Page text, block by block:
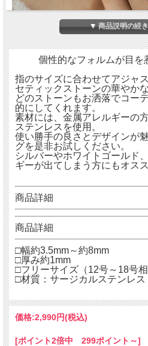
▼ 商品説明の続
個性的なフォルムが目を
指のサイズに合わせてアジャ
セティックストーンの華やかな
どのストーンもお洒落でコー
的にしてくれます。
素材には、金属アレルギーの
ステンレスを使用。
使い勝手の良さとデザインが
グを是非お試しください。
シルバーやホワイトゴールド
ギーが出てしまう方にもオスス
商品詳細
商品詳細
□幅約3.5mm～約8mm
□厚み約1mm
□フリーサイズ（12号～18号相
□材質：サージカルステンレス
価格:2,990円(税込)
[ポイント2倍中 299ポイント～]